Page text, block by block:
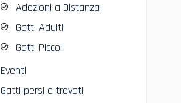
Adozioni a Distanza
Gatti Adulti
Gatti Piccoli
Eventi
Gatti persi e trovati